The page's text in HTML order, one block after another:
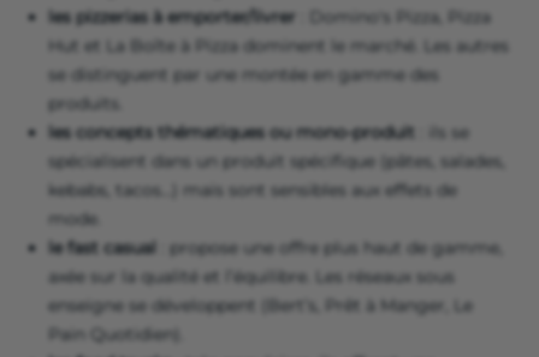
les pizzerias à emporter/livrer : Domino's Pizza, Pizza
Hut et La Boîte à Pizza dominent le marché. Les autres
se distinguent par une montée en gamme des
produits.
les concepts thématiques ou mono-produit
: ils se
spécialisent dans un produit spécifique (pâtes, salades,
kebabs, tacos…) mais sont sensibles aux effets de
mode.
le fast casual : propose une offre plus haut de gamme,
axée sur la qualité et l’équilibre. Les réseaux sous
enseigne se développent (Bert’s, Prêt à Manger, Le
Pain Quotidien).